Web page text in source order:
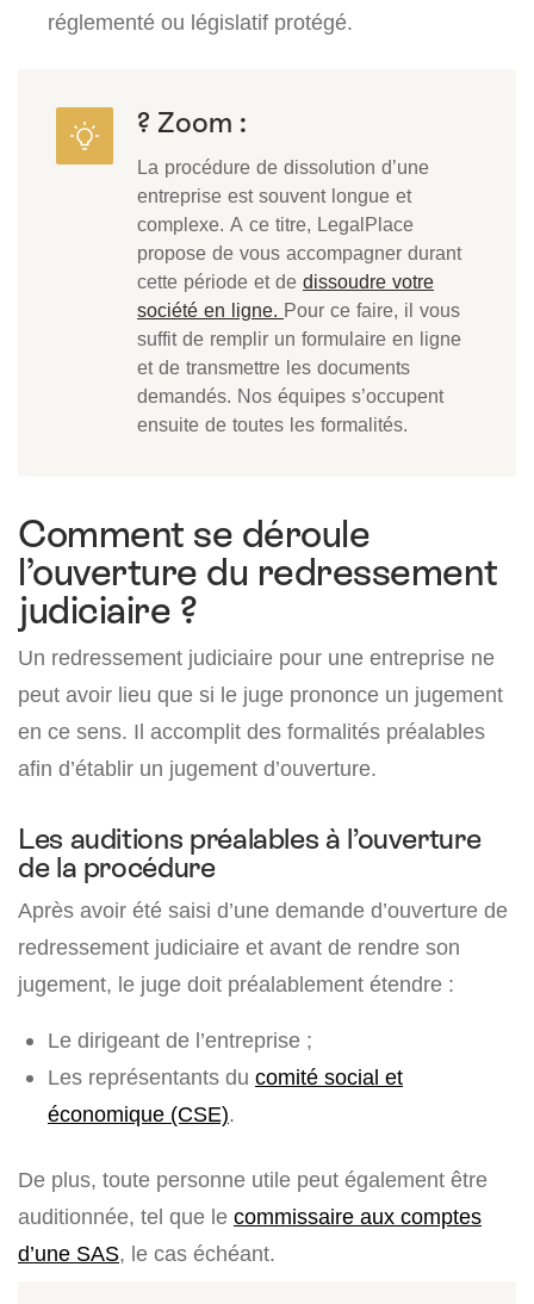
réglementé ou législatif protégé.
? Zoom :
La procédure de dissolution d’une
entreprise est souvent longue et
complexe. A ce titre, LegalPlace
propose de vous accompagner durant
cette période et de dissoudre votre
société en ligne. Pour ce faire, il vous
suffit de remplir un formulaire en ligne
et de transmettre les documents
demandés. Nos équipes s’occupent
ensuite de toutes les formalités.
Comment se déroule
l’ouverture du redressement
judiciaire ?
Un redressement judiciaire pour une entreprise ne
peut avoir lieu que si le juge prononce un jugement
en ce sens. Il accomplit des formalités préalables
afin d’établir un jugement d’ouverture.
Les auditions préalables à l’ouverture
de la procédure
Après avoir été saisi d’une demande d’ouverture de
redressement judiciaire et avant de rendre son
jugement, le juge doit préalablement étendre :
Le dirigeant de l’entreprise ;
Les représentants du comité social et
économique (CSE).
De plus, toute personne utile peut également être
auditionnée, tel que le commissaire aux comptes
d’une SAS, le cas échéant.